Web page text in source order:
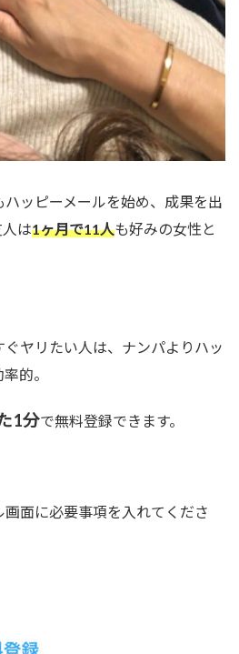
ッピーメールを始め、成果を出
は1ヶ月で11人も好みの女性と
ヤリたい人は、ナンパよりハッ
的。
1分で無料登録できます。
面に必要事項を入れてくださ